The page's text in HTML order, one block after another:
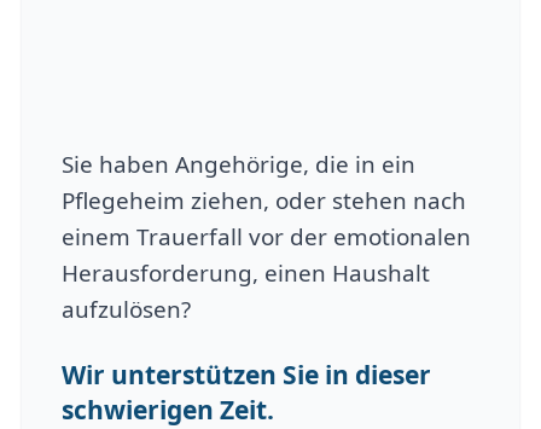
Sie haben Angehörige, die in ein
Pflegeheim ziehen, oder stehen nach
einem Trauerfall vor der emotionalen
Herausforderung, einen Haushalt
aufzulösen?
Wir unterstützen Sie in dieser
schwierigen Zeit.